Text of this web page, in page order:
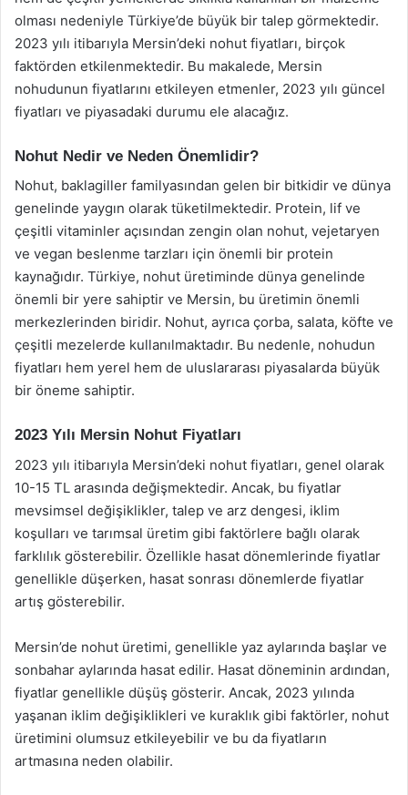
olması nedeniyle Türkiye’de büyük bir talep görmektedir.
2023 yılı itibarıyla Mersin’deki nohut fiyatları, birçok
faktörden etkilenmektedir. Bu makalede, Mersin
nohudunun fiyatlarını etkileyen etmenler, 2023 yılı güncel
fiyatları ve piyasadaki durumu ele alacağız.
Nohut Nedir ve Neden Önemlidir?
Nohut, baklagiller familyasından gelen bir bitkidir ve dünya
genelinde yaygın olarak tüketilmektedir. Protein, lif ve
çeşitli vitaminler açısından zengin olan nohut, vejetaryen
ve vegan beslenme tarzları için önemli bir protein
kaynağıdır. Türkiye, nohut üretiminde dünya genelinde
önemli bir yere sahiptir ve Mersin, bu üretimin önemli
merkezlerinden biridir. Nohut, ayrıca çorba, salata, köfte ve
çeşitli mezelerde kullanılmaktadır. Bu nedenle, nohudun
fiyatları hem yerel hem de uluslararası piyasalarda büyük
bir öneme sahiptir.
2023 Yılı Mersin Nohut Fiyatları
2023 yılı itibarıyla Mersin’deki nohut fiyatları, genel olarak
10-15 TL arasında değişmektedir. Ancak, bu fiyatlar
mevsimsel değişiklikler, talep ve arz dengesi, iklim
koşulları ve tarımsal üretim gibi faktörlere bağlı olarak
farklılık gösterebilir. Özellikle hasat dönemlerinde fiyatlar
genellikle düşerken, hasat sonrası dönemlerde fiyatlar
artış gösterebilir.
Mersin’de nohut üretimi, genellikle yaz aylarında başlar ve
sonbahar aylarında hasat edilir. Hasat döneminin ardından,
fiyatlar genellikle düşüş gösterir. Ancak, 2023 yılında
yaşanan iklim değişiklikleri ve kuraklık gibi faktörler, nohut
üretimini olumsuz etkileyebilir ve bu da fiyatların
artmasına neden olabilir.